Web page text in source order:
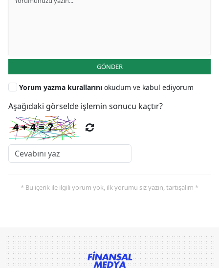
GÖNDER
Yorum yazma kurallarını okudum ve kabul ediyorum
Aşağıdaki görselde işlemin sonucu kaçtır?
* Bu içerik ile ilgili yorum yok, ilk yorumu siz yazın, tartışalım *